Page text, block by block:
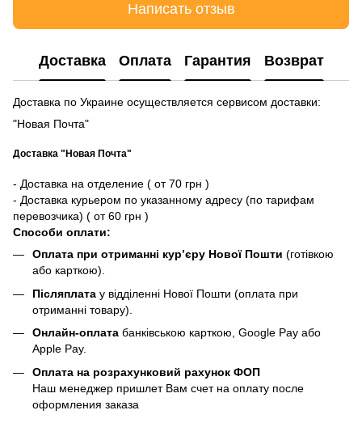
Написать отзыв
Доставка Оплата Гарантия Возврат
Доставка по Украине осуществляется сервисом доставки:
"Новая Почта"
Доставка "Новая Почта"
- Доставка на отделение ( от 70 грн )
- Доставка курьером по указанному адресу (по тарифам
перевозчика) ( от 60 грн )
Способи оплати:
Оплата при отриманні кур’єру Нової Пошти (готівкою
або карткою).
Післяплата у відділенні Нової Пошти (оплата при
отриманні товару).
Онлайн-оплата банківською карткою, Google Pay або
Apple Pay.
Оплата на розрахунковий рахунок ФОП
Наш менеджер пришлет Вам счет на оплату после
оформления заказа